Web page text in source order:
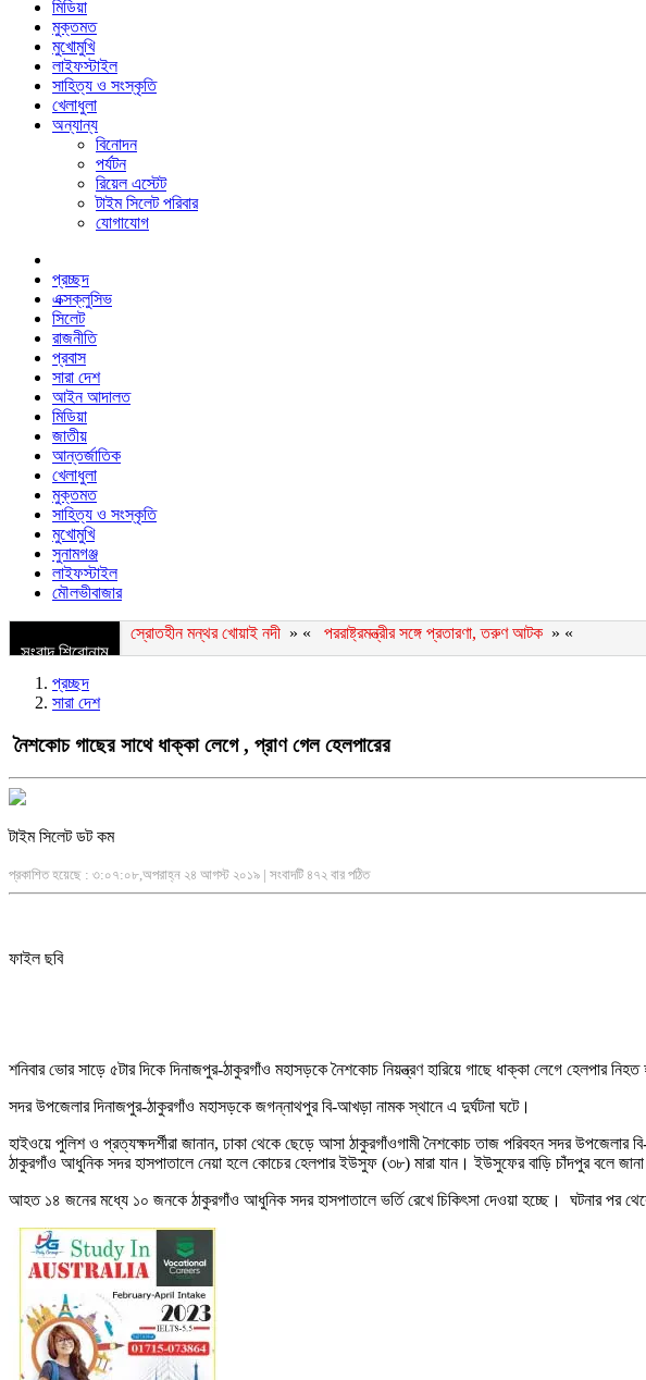
মিডিয়া
মুক্তমত
মুখোমুখি
লাইফস্টাইল
সাহিত্য ও সংস্কৃতি
খেলাধুলা
অন্যান্য
বিনোদন
পর্যটন
রিয়েল এস্টেট
টাইম সিলেট পরিবার
যোগাযোগ
প্রচ্ছদ
এক্সক্লুসিভ
সিলেট
রাজনীতি
প্রবাস
সারা দেশ
আইন আদালত
মিডিয়া
জাতীয়
আন্তর্জাতিক
খেলাধুলা
মুক্তমত
সাহিত্য ও সংস্কৃতি
মুখোমুখি
সুনামগঞ্জ
লাইফস্টাইল
মৌলভীবাজার
সংবাদ শিরোনাম
স্রোতহীন মন্থর খোয়াই নদী » « পররাষ্ট্রমন্ত্রীর সঙ্গে প্রতারণা, তরুণ আটক » «
প্রচ্ছদ
সারা দেশ
নৈশকোচ গাছের সাথে ধাক্কা লেগে , প্রাণ গেল হেলপারের
টাইম সিলেট ডট কম
প্রকাশিত হয়েছে : ৩:০৭:০৮,অপরাহ্ন ২৪ আগস্ট ২০১৯ | সংবাদটি ৪৭২ বার পঠিত
ফাইল ছবি
শনিবার ভোর সাড়ে ৫টার দিকে দিনাজপুর-ঠাকুরগাঁও মহাসড়কে নৈশকোচ নিয়ন্ত্রণ হারিয়ে গাছে ধাক্কা লেগে
সদর উপজেলার দিনাজপুর-ঠাকুরগাঁও মহাসড়কে জগন্নাথপুর বি-আখড়া নামক স্থানে এ দুর্ঘটনা ঘটে।
হাইওয়ে পুলিশ ও প্রত্যক্ষদর্শীরা জানান, ঢাকা থেকে ছেড়ে আসা ঠাকুরগাঁওগামী নৈশকোচ তাজ পরিবহন সদর উপজেলার
ঠাকুরগাঁও আধুনিক সদর হাসপাতালে নেয়া হলে কোচের হেলপার ইউসুফ (৩৮) মারা যান। ইউসুফের বাড়ি চাঁদপুর বলে
আহত ১৪ জনের মধ্যে ১০ জনকে ঠাকুরগাঁও আধুনিক সদর হাসপাতালে ভর্তি রেখে চিকিৎসা দেওয়া হচ্ছে। ঘটনার পর